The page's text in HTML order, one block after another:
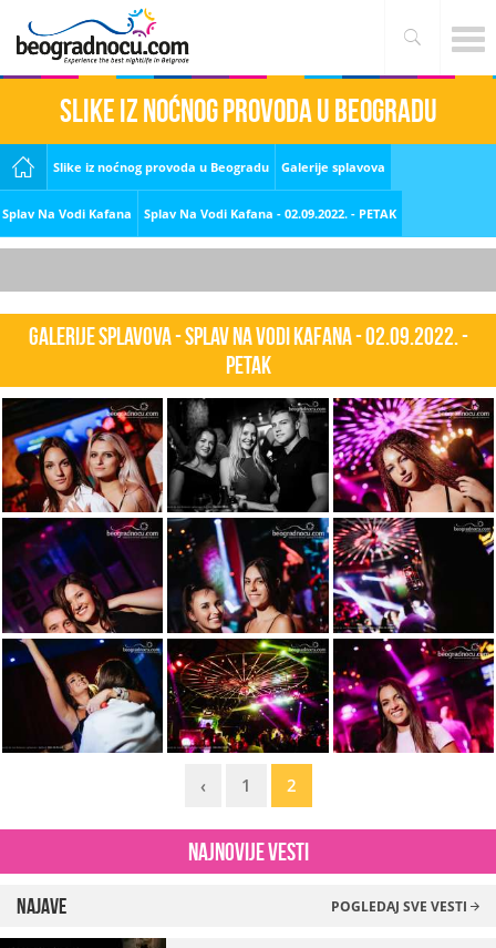
Slike iz noćnog provoda u Beogradu
Slike iz noćnog provoda u Beogradu Galerije splavova
Splav Na Vodi Kafana Splav Na Vodi Kafana - 02.09.2022. - PETAK
Galerije splavova - Splav Na Vodi Kafana - 02.09.2022. -
PETAK
‹ 1 2
Najnovije vesti
Najave POGLEDAJ SVE VESTI